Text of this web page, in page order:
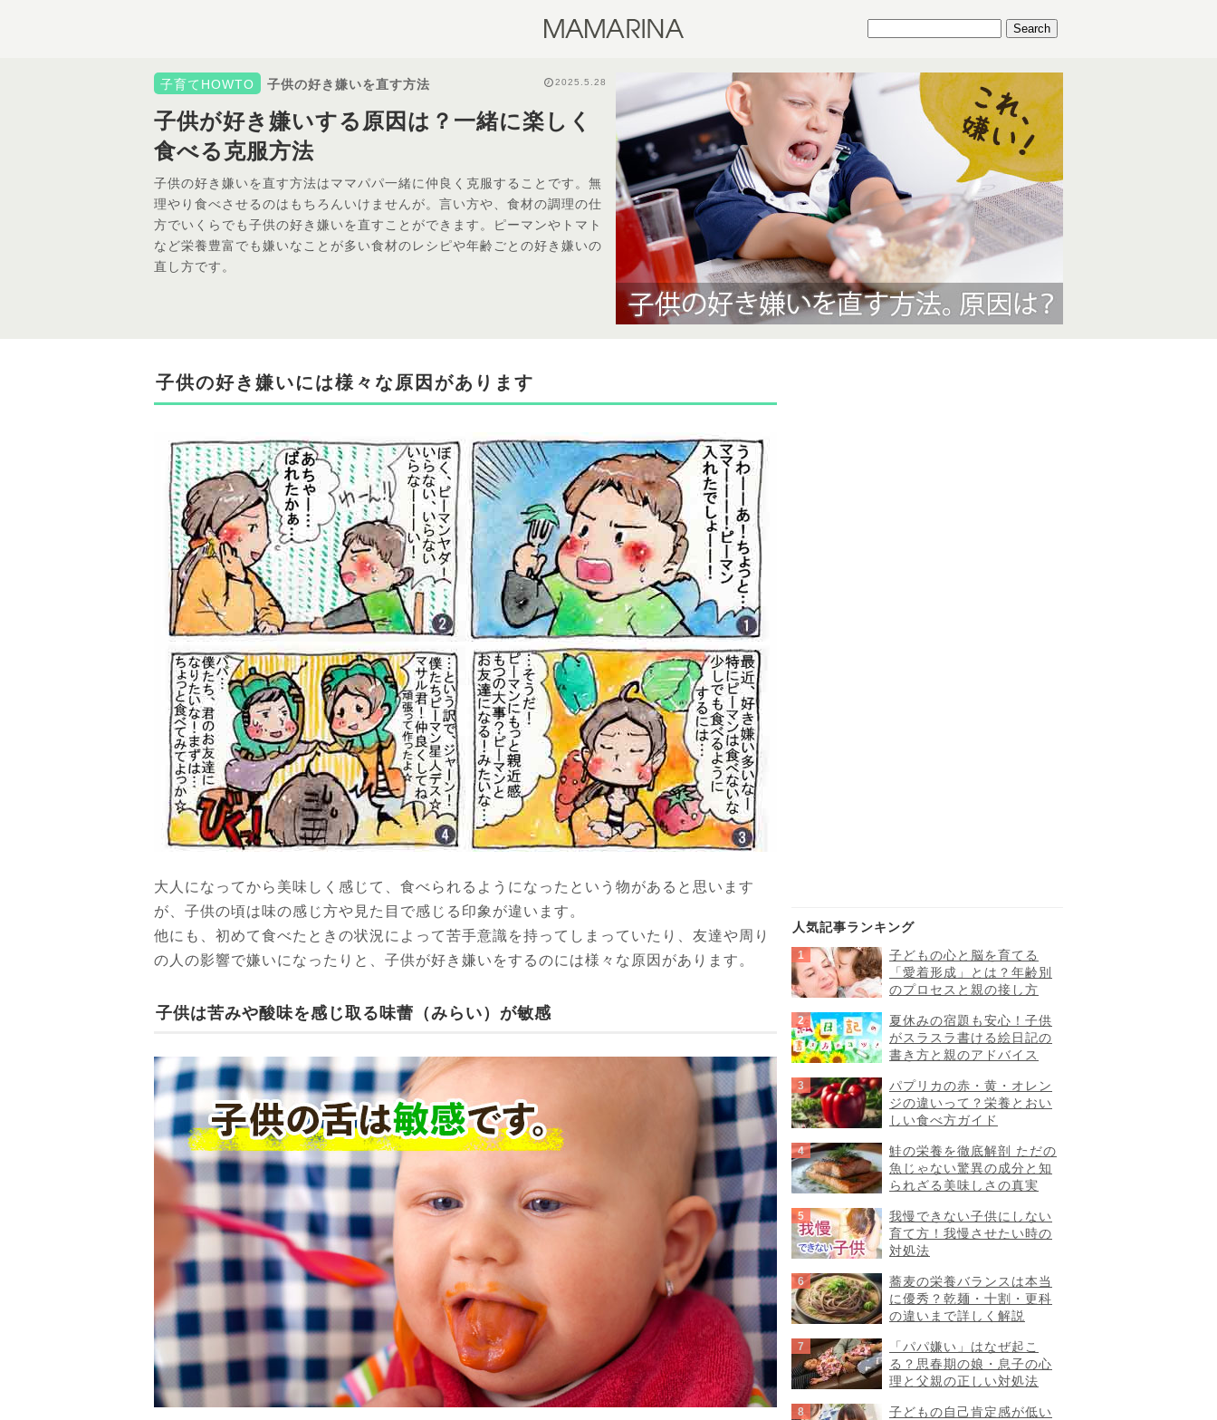
子育てHOWTO 2025.5.28
子供の好き嫌いを直す方法
子供が好き嫌いする原因は？一緒に楽しく
食べる克服方法
子供の好き嫌いを直す方法はママパパ一緒に仲良く克服することです。無
理やり食べさせるのはもちろんいけませんが。言い方や、食材の調理の仕
方でいくらでも子供の好き嫌いを直すことができます。ピーマンやトマト
など栄養豊富でも嫌いなことが多い食材のレシピや年齢ごとの好き嫌いの
直し方です。
子供の好き嫌いには様々な原因があります
大人になってから美味しく感じて、食べられるようになったという物があると思います
が、子供の頃は味の感じ方や見た目で感じる印象が違います。
他にも、初めて食べたときの状況によって苦手意識を持ってしまっていたり、友達や周り
の人の影響で嫌いになったりと、子供が好き嫌いをするのには様々な原因があります。
子供は苦みや酸味を感じ取る味蕾（みらい）が敏感
人気記事ランキング
子どもの心と脳を育てる
「愛着形成」とは？年齢別
のプロセスと親の接し方
夏休みの宿題も安心！子供
がスラスラ書ける絵日記の
書き方と親のアドバイス
パプリカの赤・黄・オレン
ジの違いって？栄養とおい
しい食べ方ガイド
鮭の栄養を徹底解剖 ただの
魚じゃない驚異の成分と知
られざる美味しさの真実
我慢できない子供にしない
育て方！我慢させたい時の
対処法
蕎麦の栄養バランスは本当
に優秀？乾麺・十割・更科
の違いまで詳しく解説
「パパ嫌い」はなぜ起こ
る？思春期の娘・息子の心
理と父親の正しい対処法
子どもの自己肯定感が低い